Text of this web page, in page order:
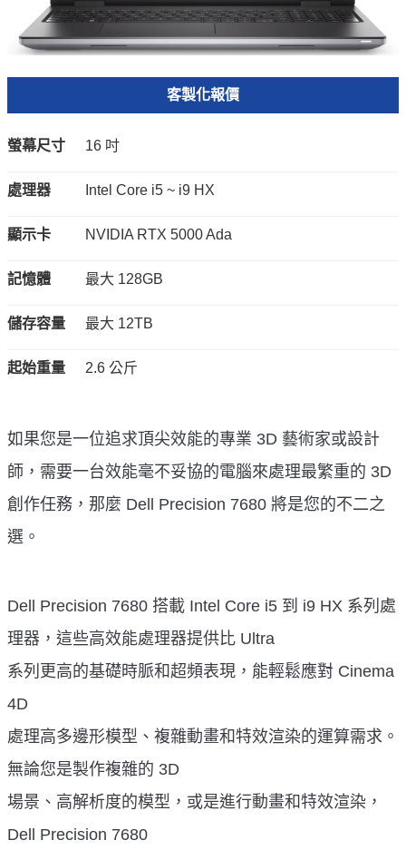
客製化報價
螢幕尺寸 16 吋
處理器 Intel Core i5 ~ i9 HX
顯示卡 NVIDIA RTX 5000 Ada
記憶體 最大 128GB
儲存容量 最大 12TB
起始重量 2.6 公斤
如果您是一位追求頂尖效能的專業 3D 藝術家或設計
師，需要一台效能毫不妥協的電腦來處理最繁重的 3D
創作任務，那麼 Dell Precision 7680 將是您的不二之
選。
Dell Precision 7680 搭載 Intel Core i5 到 i9 HX 系列處
理器，這些高效能處理器提供比 Ultra
系列更高的基礎時脈和超頻表現，能輕鬆應對 Cinema
4D
處理高多邊形模型、複雜動畫和特效渲染的運算需求。
無論您是製作複雜的 3D
場景、高解析度的模型，或是進行動畫和特效渲染，
Dell Precision 7680